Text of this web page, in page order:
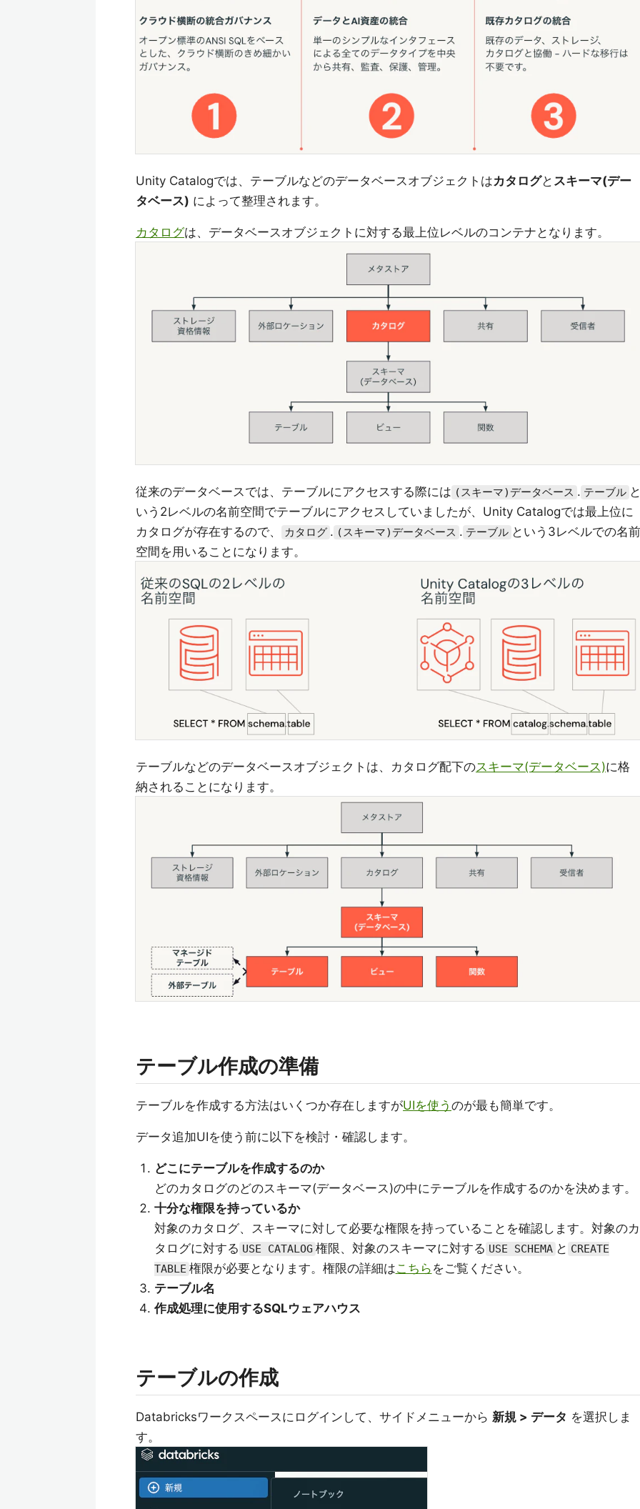
Unity Catalogでは、テーブルなどのデータベースオブジェクトはカタログと スキーマ(デー
タベース) によって整理されます。
カタログは、データベースオブジェクトに対する最上位レベルのコンテナとなります。
従来のデータベースでは、テーブルにアクセスする際には (スキーマ)データベース . テーブル
いう2レベルの名前空間でテーブルにアクセスしていましたが、Unity Catalogでは最上位に
カタログが存在するので、
カタログ . (スキーマ)データベース . テーブル という3レベルでの名前
空間を用いることになります。
テーブルなどのデータベースオブジェクトは、カタログ配下のスキーマ(データベース)に格
納されることになります。
テーブル作成の準備
テーブルを作成する方法はいくつか存在しますがUIを使う のが最も簡単です。
データ追加UIを使う前に以下を検討・確認します。
どこにテーブルを作成するのか
どのカタログのどのスキーマ(データベース)の中にテーブルを作成するのかを決めます。
十分な権限を持っているか
対象のカタログ、スキーマに対して必要な権限を持っていることを確認します。対象のカ
タログに対する USE CATALOG 権限、対象のスキーマに対する USE SCHEMA と CREATE
TABLE 権限が必要となります。権限の詳細はこちら をご覧ください。
テーブル名
作成処理に使用するSQLウェアハウス
テーブルの作成
Databricksワークスペースにログインして、サイドメニューから 新規 > データ を選択しま
す。